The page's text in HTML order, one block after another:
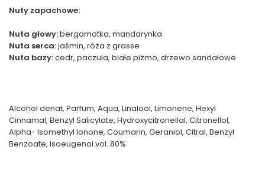
Nuty zapachowe:
Nuta głowy:bergamotka, mandarynka
Nuta serca:jaśmin, róża z grasse
Nuta bazy:cedr, paczula, białe piżmo, drzewo sandałowe
Alcohol denat, Parfum, Aqua, Linalool, Limonene, Hexyl
Cinnamal, Benzyl Salicylate, Hydroxycitronellal, Citronellol,
Alpha- Isomethyl Ionone, Coumarin, Geraniol, Citral, Benzyl
Benzoate, Isoeugenol.vol. 80%